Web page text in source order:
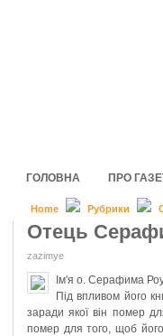
ГОЛОВНА ПРО
Home Рубрики
Отець
zazimye
Ім'я о. Серафима
Під впливом його
заради якої він помер
помер для того, щоб його